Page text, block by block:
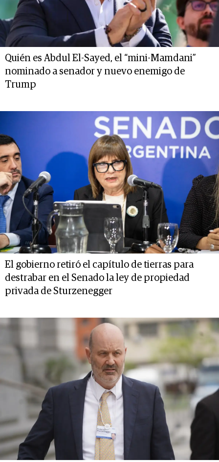
Quién es Abdul El-Sayed, el “mini-Mamdani”
nominado a senador y nuevo enemigo de
Trump
El gobierno retiró el capítulo de tierras para
destrabar en el Senado la ley de propiedad
privada de Sturzenegger